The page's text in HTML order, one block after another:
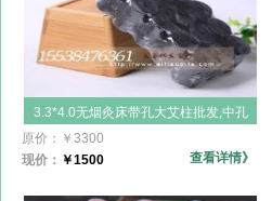
3.3*4.0无烟灸床带孔大艾柱批发,中孔
艾灸床无烟艾柱,电动熏蒸艾灸床艾柱
自打火,带孔自打火无烟灸床柱南阳汉
原价： ￥ 3300
现价： ￥1500 查看详情》